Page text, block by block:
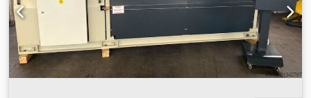
uz priekšu / atpakaļ Koniska liekšana, pielāgojot
aizmugurējo veltni ieslīpi Pārvietojams vadības pults
Lietošanas instrukcija vācu vai angļu valodā Dodpfx
Ajynmzvslreck IESPĒJAS (CENAS PĒC PIEPRASĪJUMA): Rūdīti
veltņi Motorizēta sānu veltņu iestatīšana Digitāls sānu
veltņu pozīcijas displejs